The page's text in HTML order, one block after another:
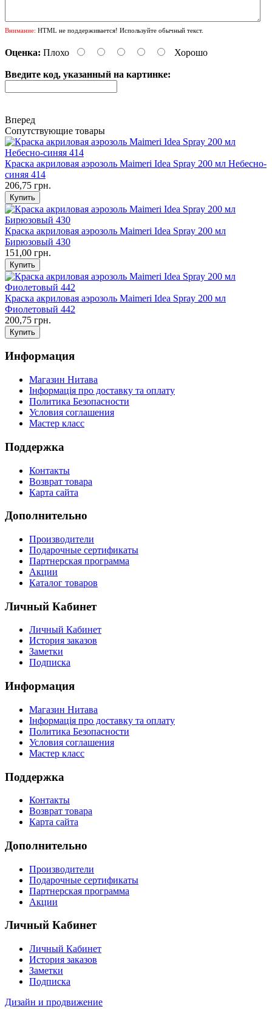
Внимание: HTML не поддерживается! Используйте обычный текст.
Оценка: Плохо Хорошо
Введите код, указанный на картинке:
Вперед
Сопутствующие товары
Краска акриловая аэрозоль Maimeri Idea Spray 200 мл Небесно-
синяя 414
206,75 грн.
Краска акриловая аэрозоль Maimeri Idea Spray 200 мл
Бирюзовый 430
151,00 грн.
Краска акриловая аэрозоль Maimeri Idea Spray 200 мл
Фиолетовый 442
200,75 грн.
Информация
Магазин Нитава
Інформація про доставку та оплату
Политика Безопасности
Условия соглашения
Мастер класс
Поддержка
Контакты
Возврат товара
Карта сайта
Дополнительно
Производители
Подарочные сертификаты
Партнерская программа
Акции
Каталог товаров
Личный Кабинет
Личный Кабинет
История заказов
Заметки
Подписка
Информация
Магазин Нитава
Інформація про доставку та оплату
Политика Безопасности
Условия соглашения
Мастер класс
Поддержка
Контакты
Возврат товара
Карта сайта
Дополнительно
Производители
Подарочные сертификаты
Партнерская программа
Акции
Личный Кабинет
Личный Кабинет
История заказов
Заметки
Подписка
Дизайн и продвижение